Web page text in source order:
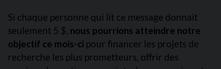
Si chaque personne qui lit ce message donnait
seulement 5 $, nous pourrions atteindre notre
objectif ce mois-ci pour financer les projets de
recherche les plus prometteurs, offrir des